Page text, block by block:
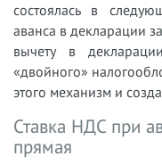
состоялась в
аванса в декларации
вычету в
«двойного»
этого механизм и
Ставка НДС при
прямая